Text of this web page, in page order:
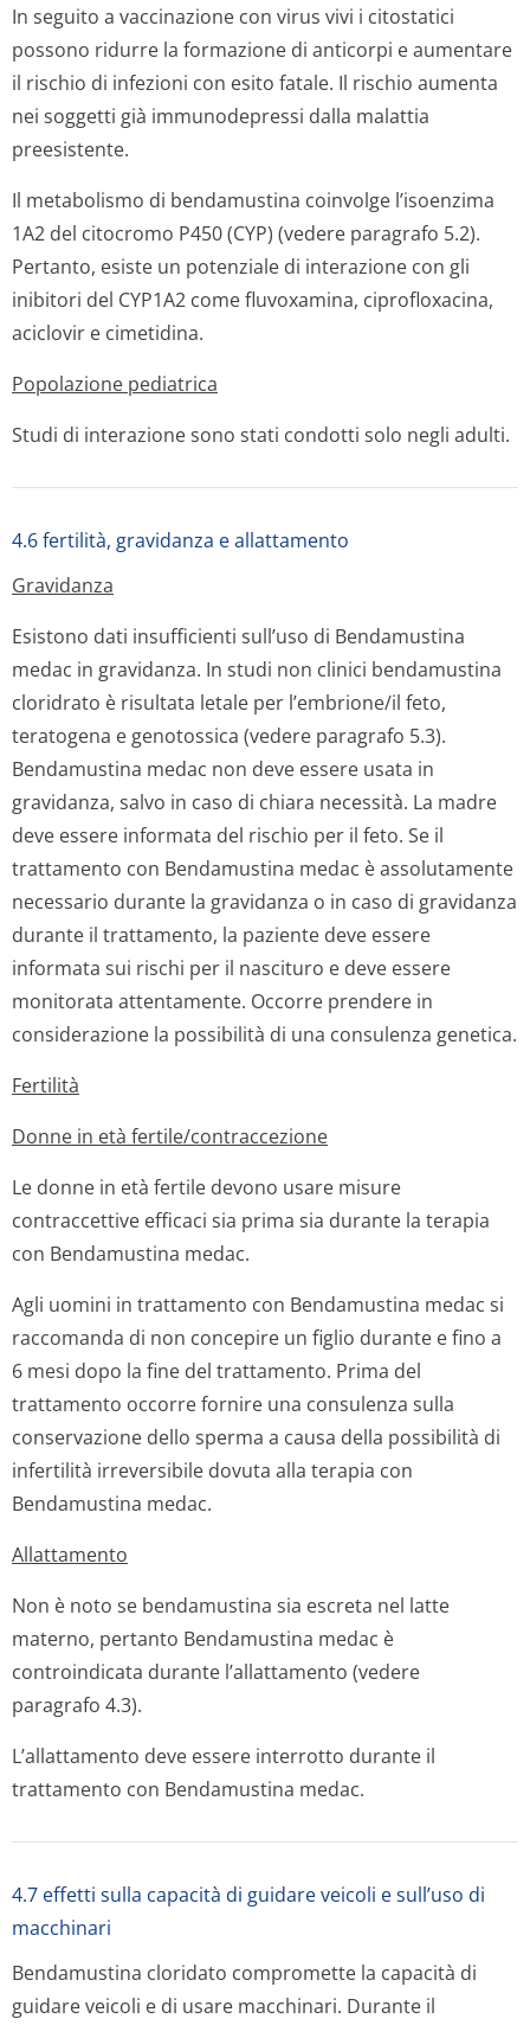
In seguito a vaccinazione con virus vivi i citostatici
possono ridurre la formazione di anticorpi e aumentare
il rischio di infezioni con esito fatale. Il rischio aumenta
nei soggetti già immunodepressi dalla malattia
preesistente.
Il metabolismo di bendamustina coinvolge l’isoenzima
1A2 del citocromo P450 (CYP) (vedere paragrafo 5.2).
Pertanto, esiste un potenziale di interazione con gli
inibitori del CYP1A2 come fluvoxamina, ciprofloxacina,
aciclovir e cimetidina.
Popolazione pediatrica
Studi di interazione sono stati condotti solo negli adulti.
4.6 fertilità, gravidanza e allattamento
Gravidanza
Esistono dati insufficienti sull’uso di Bendamustina
medac in gravidanza. In studi non clinici bendamustina
cloridrato è risultata letale per l’embrione/il feto,
teratogena e genotossica (vedere paragrafo 5.3).
Bendamustina medac non deve essere usata in
gravidanza, salvo in caso di chiara necessità. La madre
deve essere informata del rischio per il feto. Se il
trattamento con Bendamustina medac è assolutamente
necessario durante la gravidanza o in caso di gravidanza
durante il trattamento, la paziente deve essere
informata sui rischi per il nascituro e deve essere
monitorata attentamente. Occorre prendere in
considerazione la possibilità di una consulenza genetica.
Fertilità
Donne in età fertile/contrac­cezione
Le donne in età fertile devono usare misure
contraccettive efficaci sia prima sia durante la terapia
con Bendamustina medac.
Agli uomini in trattamento con Bendamustina medac si
raccomanda di non concepire un figlio durante e fino a
6 mesi dopo la fine del trattamento. Prima del
trattamento occorre fornire una consulenza sulla
conservazione dello sperma a causa della possibilità di
infertilità irreversibile dovuta alla terapia con
Bendamustina medac.
Allattamento
Non è noto se bendamustina sia escreta nel latte
materno, pertanto Bendamustina medac è
controindicata durante l’allattamento (vedere
paragrafo 4.3).
L’allattamento deve essere interrotto durante il
trattamento con Bendamustina medac.
4.7 effetti sulla capacità di guidare veicoli e sull’uso di
macchinari
Bendamustina cloridato compromette la capacità di
guidare veicoli e di usare macchinari. Durante il